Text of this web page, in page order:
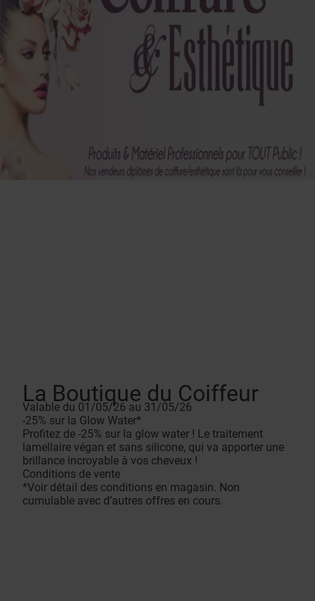
La Boutique du Coiffeur
Valable du 01/05/26 au 31/05/26
-25% sur la Glow Water*
Profitez de -25% sur la glow water ! Le traitement
lamellaire végan et sans silicone, qui va apporter une
brillance incroyable à vos cheveux !
Conditions de vente
*Voir détail des conditions en magasin. Non
cumulable avec d’autres offres en cours.